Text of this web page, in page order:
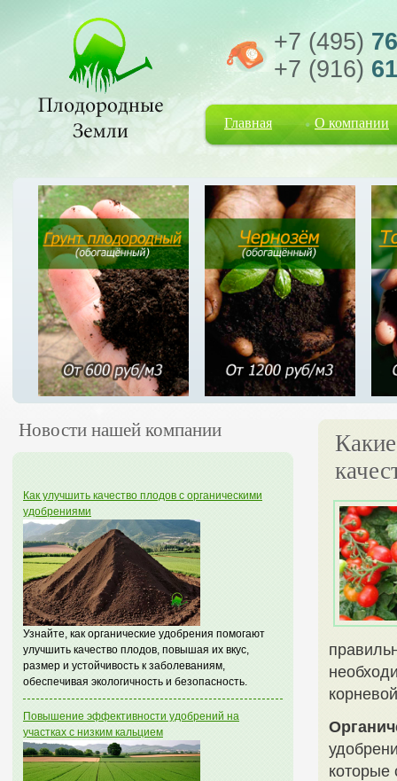
+7 (495)
+7 (916)
Главная О компании
Новости нашей компании
Как улучшить качество плодов с органическими
удобрениями
Узнайте, как органические удобрения помогают
улучшить качество плодов, повышая их вкус,
размер и устойчивость к заболеваниям,
обеспечивая экологичность и безопасность.
Повышение эффективности удобрений на
участках с низким кальцием
которые